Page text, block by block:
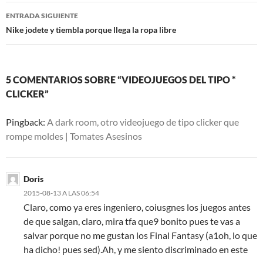
entradas
ENTRADA SIGUIENTE
Nike jodete y tiembla porque llega la ropa libre
5 COMENTARIOS SOBRE “VIDEOJUEGOS DEL TIPO *
CLICKER”
Pingback: A dark room, otro videojuego de tipo clicker que
rompe moldes | Tomates Asesinos
Doris
2015-08-13 A LAS 06:54
Claro, como ya eres ingeniero, coiusgnes los juegos antes
de que salgan, claro, mira tfa que9 bonito pues te vas a
salvar porque no me gustan los Final Fantasy (a1oh, lo que
ha dicho! pues sed).Ah, y me siento discriminado en este